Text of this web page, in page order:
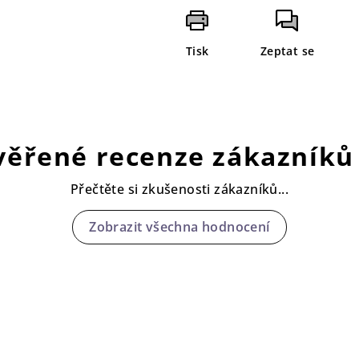
Tisk Zeptat se
recenze
Přečtěte si zkušenosti zákazníků...
Zobrazit všechna hodnocení